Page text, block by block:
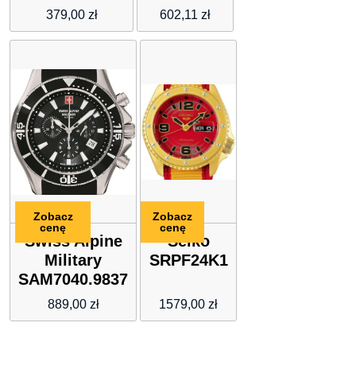
379,00 zł 602,11 zł
Swiss Alpine
Military
SAM7040.9837
889,00 zł
Zobacz
cenę
Seiko
SRPF24K1
1579,00 zł
Zobacz
cenę